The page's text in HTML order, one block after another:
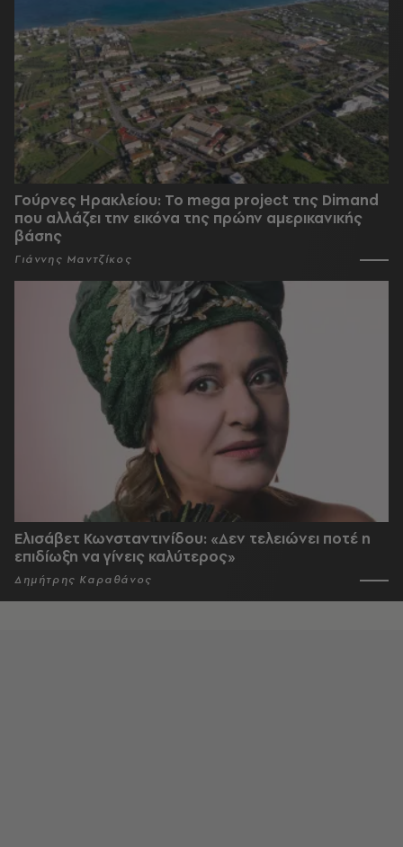
Γούρνες Ηρακλείου: To mega project της Dimand
που αλλάζει την εικόνα της πρώην αμερικανικής
βάσης
Γιάννης Μαντζίκος
Ελισάβετ Κωνσταντινίδου: «Δεν τελειώνει ποτέ η
επιδίωξη να γίνεις καλύτερος»
Δημήτρης Καραθάνος